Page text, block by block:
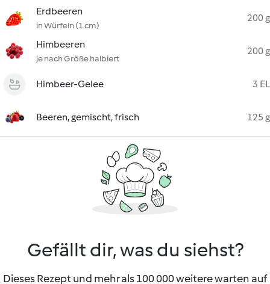
Erdbeeren
in Würfeln (1 cm)
200 g
Himbeeren
je nach Größe halbiert
200 g
Himbeer-Gelee 3 EL
Beeren, gemischt, frisch 125 g
Gefällt dir, was du siehst?
Dieses Rezept und mehr als 100 000 weitere warten auf